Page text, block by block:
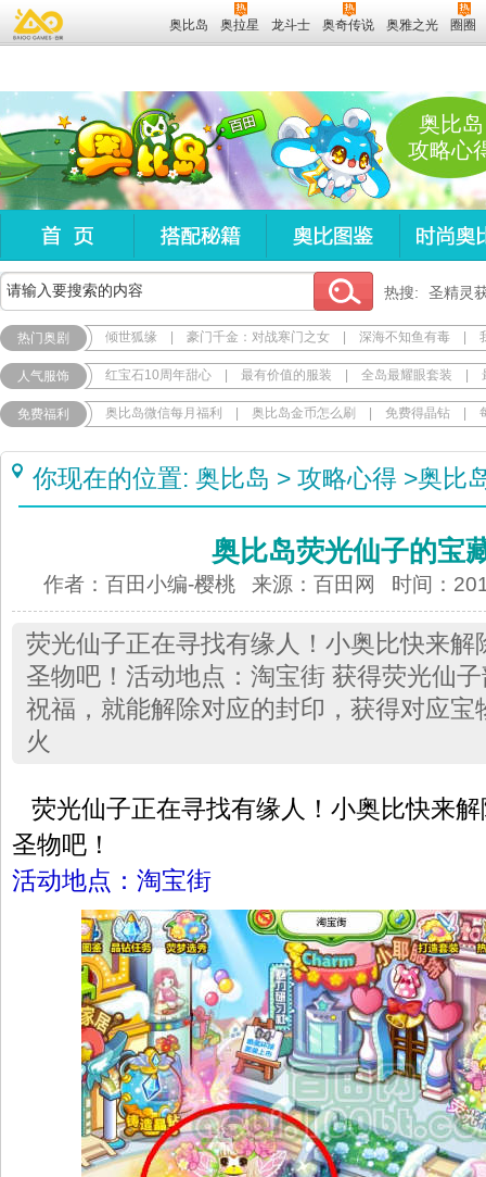
奥比岛 奥拉星 龙斗士 奥奇传说 奥雅之光 圈圈
奥比岛
攻略心
热搜: 圣精灵
热门奥剧 倾世狐缘 豪门千金：对战寒门之女 深海不知鱼有毒
人气服饰 红宝石10周年甜心 最有价值的服装 全岛最耀眼套装
免费福利 奥比岛微信每月福利 奥比岛金币怎么刷 免费得晶钻
你现在的位置: 奥比岛 > 攻略心得 >奥比
奥比岛荧光仙子的宝
作者：百田小编-樱桃 来源：百田网 时间：
荧光仙子正在寻找有缘人！小奥比快来解
圣物吧！活动地点：淘宝街 获得荧光仙
祝福，就能解除对应的封印，获得对应宝
火
荧光仙子正在寻找有缘人！小奥比快来
圣物吧！
活动地点：淘宝街